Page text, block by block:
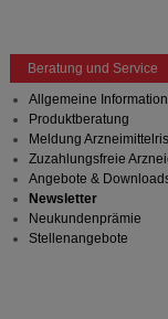
Beratung und Service
Allgemeine Information
Produktberatung
Meldung
Zuzahlungsfreie
Angebote &
Newsletter
Neukundenprämie
Stellenangebote